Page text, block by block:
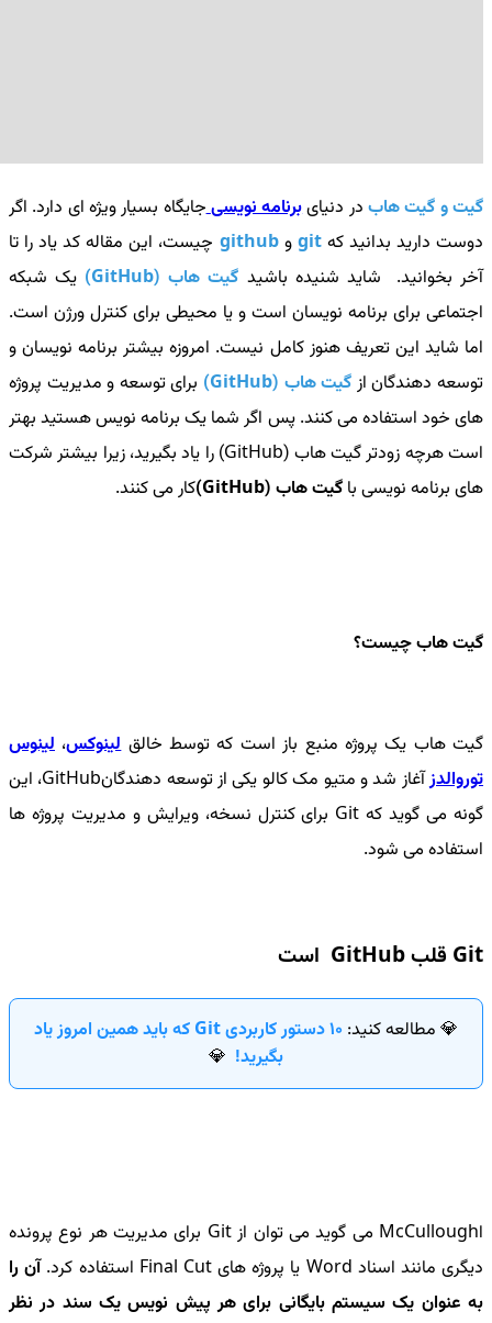
گیت و گیت هاب در دنیایبرنامه نویسیجایگاه بسیار ویژه ای دارد. اگر
دوست دارید بدانید کهgit وgithub چیست، این مقاله کد یاد را تا
آخر بخوانید. شاید شنیده باشید گیت هاب (GitHub)
یک شبکه
اجتماعی برای برنامه نویسان است و یا محیطی برای کنترل ورژن است.
اما شاید این تعریف هنوز کامل نیست. امروزه بیشتر برنامه نویسان و
توسعه دهندگان از گیت هاب (GitHub)
برای توسعه و مدیریت پروژه
های خود استفاده می کنند.پس اگر شما یک برنامه نویس هستید بهتر
است هرچه زودتر گیت هاب (GitHub) را یاد بگیرید،
زیرا بیشتر شرکت
های برنامه نویسی با گیت هاب (GitHub) کار می کنند.
گیت هاب چیست؟
گیت هاب یک پروژه منبع باز است که توسط خالق لینوکس، لینوس
توروالدز
آغاز شد و متیو مک کالو یکی از توسعه دهندگانGitHub، این
گونه می گوید که Git برای کنترل نسخه، ویرایش و مدیریت پروژه ها
استفاده می شود.
Git قلب GitHub است
💎 مطالعه کنید:
10 دستور کاربردی Git که باید همین امروز یاد
بگیرید! 💎
اMcCullough می گوید می توان از Git برای مدیریت هر نوع پرونده
دیگری مانند اسناد Word یا پروژه های Final Cut استفاده کرد.
آن را
به عنوان یک سیستم بایگانی برای هر پیش نویس یک سند در نظر